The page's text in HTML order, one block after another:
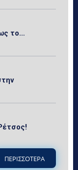
το…
ΠΕΡΙΣΣΟΤΕΡΑ